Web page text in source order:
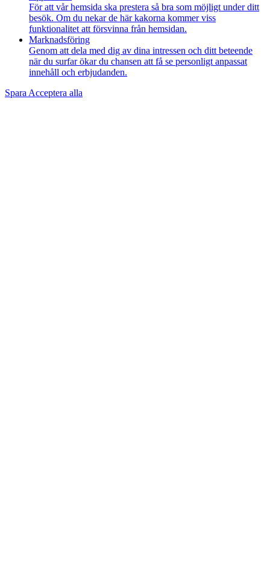
För att vår hemsida ska prestera så bra som möjligt under ditt
besök. Om du nekar de här kakorna kommer viss
funktionalitet att försvinna från hemsidan.
Marknadsföring
Genom att dela med dig av dina intressen och ditt beteende
när du surfar ökar du chansen att få se personligt anpassat
innehåll och erbjudanden.
Spara Acceptera alla